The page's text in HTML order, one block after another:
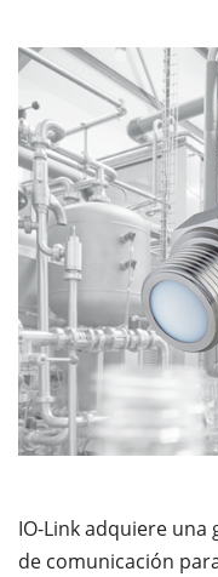
IO-Link adquiere
de comunicación